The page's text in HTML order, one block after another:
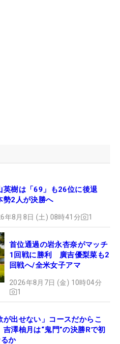
英樹は「69」も26位に後退
勢2人が決勝へ
年8月8日 (土) 08時41分 1
首位通過の岩永杏奈がマッチ
1回戦に勝利 廣吉優梨菜も2
回戦へ/全米女子アマ
2026年8月7日 (金) 10時04分
1
が出せない」コースだからこ
澤柚月は“鬼門”の決勝Rで初
か